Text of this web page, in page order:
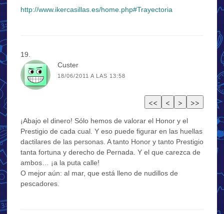
http://www.ikercasillas.es/home.php#Trayectoria
Custer
18/06/2011 A LAS 13:58
¡Abajo el dinero! Sólo hemos de valorar el Honor y el
Prestigio de cada cual. Y eso puede figurar en las huellas
dactilares de las personas. A tanto Honor y tanto Prestigio
tanta fortuna y derecho de Pernada. Y el que carezca de
ambos… ¡a la puta calle!
O mejor aún: al mar, que está lleno de nudillos de
pescadores.